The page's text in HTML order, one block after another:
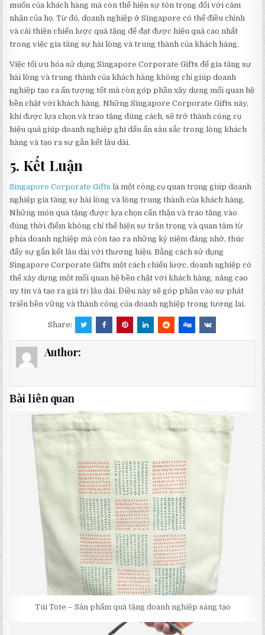
muốn của khách hàng mà còn thể hiện sự tôn trọng đối với cảm
nhận của họ. Từ đó, doanh nghiệp ở Singapore có thể điều chỉnh
và cải thiện chiến lược quà tặng để đạt được hiệu quả cao nhất
trong việc gia tăng sự hài lòng và trung thành của khách hàng.
Việc tối ưu hóa sử dụng Singapore Corporate Gifts để gia tăng sự
hài lòng và trung thành của khách hàng không chỉ giúp doanh
nghiệp tạo ra ấn tượng tốt mà còn góp phần xây dựng mối quan hệ
bền chặt với khách hàng. Những Singapore Corporate Gifts này,
khi được lựa chọn và trao tặng đúng cách, sẽ trở thành công cụ
hiệu quả giúp doanh nghiệp ghi dấu ấn sâu sắc trong lòng khách
hàng và tạo ra sự gắn kết lâu dài.
5. Kết Luận
Singapore Corporate Gifts là một công cụ quan trọng giúp doanh
nghiệp gia tăng sự hài lòng và lòng trung thành của khách hàng.
Những món quà tặng được lựa chọn cẩn thận và trao tặng vào
đúng thời điểm không chỉ thể hiện sự trân trọng và quan tâm từ
phía doanh nghiệp mà còn tạo ra những kỷ niệm đáng nhớ, thúc
đẩy sự gắn kết lâu dài với thương hiệu. Bằng cách sử dụng
Singapore Corporate Gifts một cách chiến lược, doanh nghiệp có
thể xây dựng một mối quan hệ bền chặt với khách hàng, nâng cao
uy tín và tạo ra giá trị lâu dài. Điều này sẽ góp phần vào sự phát
triển bền vững và thành công của doanh nghiệp trong tương lai.
Share:
Author:
Bài liên quan
Túi Tote – Sản phẩm quà tặng doanh nghiệp sáng tạo